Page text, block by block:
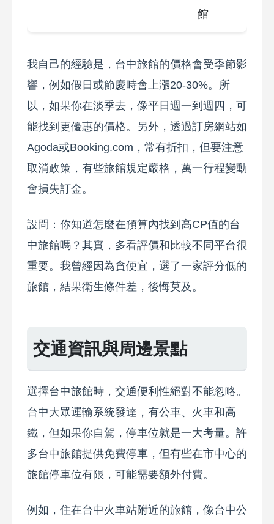
館
我自己的經驗是，台中旅館的價格會受季節影
響，例如假日或節慶時會上漲20-30%。所
以，如果你在淡季去，像平日週一到週四，可
能找到更優惠的價格。另外，透過訂房網站如
Agoda或Booking.com，常有折扣，但要注意
取消政策，有些旅館規定嚴格，萬一行程變動
會損失訂金。
設問：你知道怎麼在預算內找到高CP值的台
中旅館嗎？其實，多看評價和比較不同平台很
重要。我曾經因為貪便宜，選了一家評分低的
旅館，結果衛生條件差，後悔莫及。
交通資訊與周邊景點
選擇台中旅館時，交通便利性絕對不能忽略。
台中大眾運輸系統發達，有公車、火車和高
鐵，但如果你自駕，停車位就是一大考量。許
多台中旅館提供免費停車，但有些在市中心的
旅館停車位有限，可能需要額外付費。
例如，住在台中火車站附近的旅館，像台中公